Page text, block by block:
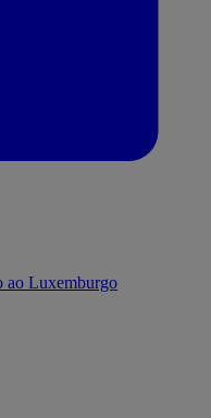
ao Luxemburgo